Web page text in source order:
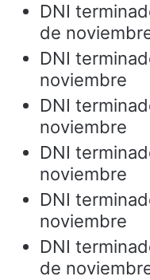
DNI
de
DNI
noviembre
DNI
noviembre
DNI
noviembre
DNI
noviembre
DNI
de